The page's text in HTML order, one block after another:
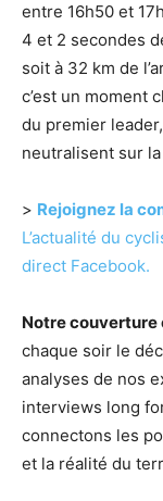
entre 16h50 et
4 et 2 secondes
soit à 32 km de
c’est un moment
du premier
neutralisent sur
> Rejoignez la
L’actualité du
direct Facebook.
Notre couverture
chaque soir le
analyses de nos
interviews long
connectons les
et la réalité du